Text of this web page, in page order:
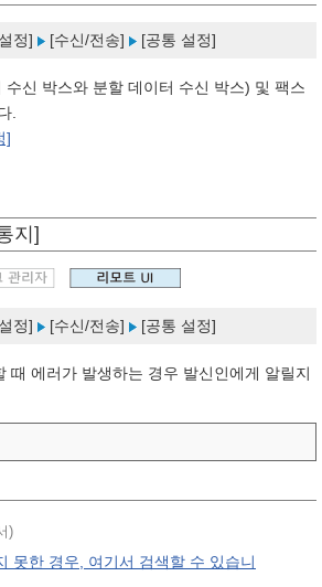
정] [수신/전송] [공통 설정]
신 박스와 분할 데이터 수신 박스) 및 팩스
.
]
지]
정] [수신/전송] [공통 설정]
때 에러가 발생하는 경우 발신인에게 알릴지
)
못한 경우, 여기서 검색할 수 있습니